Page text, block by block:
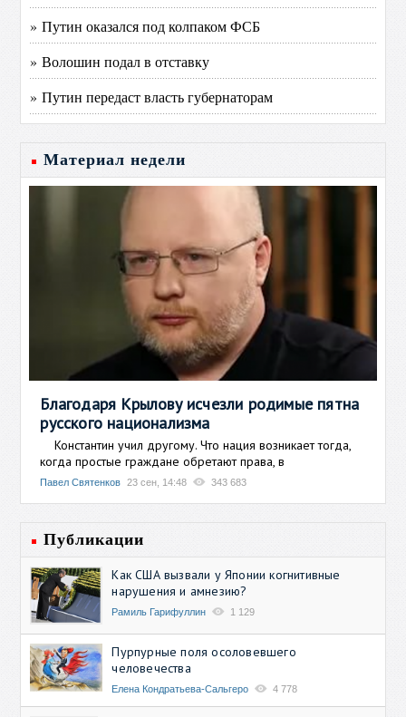
» Путин оказался под колпаком ФСБ
» Волошин подал в отставку
» Путин передаст власть губернаторам
Материал недели
Благодаря Крылову исчезли родимые пятна
русского национализма
Константин учил другому. Что нация возникает тогда,
когда простые граждане обретают права, в
Павел Святенков 23 сен, 14:48 343 683
Публикации
Как США вызвали у Японии когнитивные
нарушения и амнезию?
Рамиль Гарифуллин 1 129
Пурпурные поля осоловевшего
человечества
Елена Кондратьева-Сальгеро 4 778